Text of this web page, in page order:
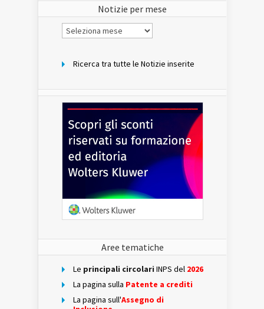
Notizie per mese
Notizie
per
Ricerca tra tutte le Notizie inserite
Aree tematiche
Le principali circolari INPS del 2026
La pagina sulla Patente a crediti
La pagina sull'Assegno di